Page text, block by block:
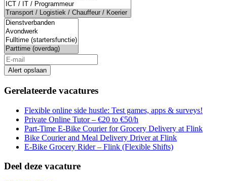
Alert opslaan
Gerelateerde vacatures
Flexible online side hustle: Test games, apps & surveys!
Private Online Tutor – €20 to €50/h
Part-Time E-Bike Courier for Grocery Delivery at Flink
Bike Courier and Meal Delivery Driver at Flink
E-Bike Grocery Rider – Flink (Flexible Shifts)
Deel deze vacature